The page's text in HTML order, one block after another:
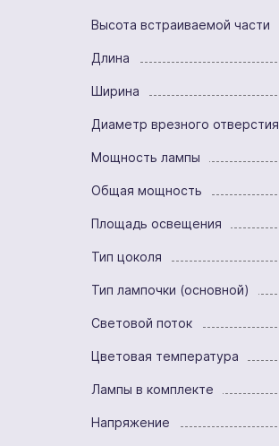
Высота встраиваемой части
Длина
Ширина
Диаметр врезного отверстия
Мощность лампы
Общая мощность
Площадь освещения
Тип цоколя
Тип лампочки (основной)
Световой поток
Цветовая температура
Лампы в комплекте
Напряжение